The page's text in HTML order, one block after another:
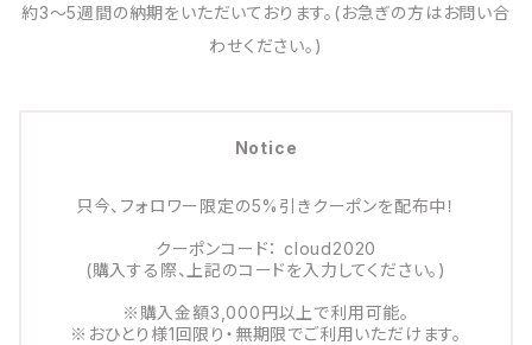
約3～5週間の納期をいただいております。(お急ぎの方はお問い合
わせください。)
Notice
只今、フォロワー限定の5%引きクーポンを配布中！
クーポンコード： cloud2020
(購入する際、上記のコードを入力してください。)
※購入金額3,000円以上で利用可能。
※おひとり様1回限り・無期限でご利用いただけます。